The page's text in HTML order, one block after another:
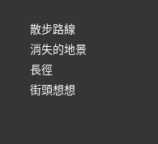
散步路線
消失的地景
長徑
街頭想想